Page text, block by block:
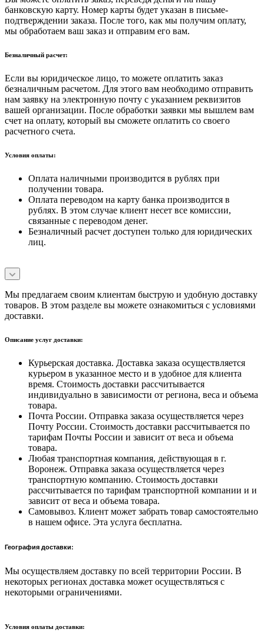
банковскую карту. Номер карты будет указан в письме-
подтверждении заказа. После того, как мы получим оплату,
мы обработаем ваш заказ и отправим его вам.
Безналичный расчет:
Если вы юридическое лицо, то можете оплатить заказ
безналичным расчетом. Для этого вам необходимо отправить
нам заявку на электронную почту с указанием реквизитов
вашей организации. После обработки заявки мы вышлем вам
счет на оплату, который вы сможете оплатить со своего
расчетного счета.
Условия оплаты:
Оплата наличными производится в рублях при
получении товара.
Оплата переводом на карту банка производится в
рублях. В этом случае клиент несет все комиссии,
связанные с переводом денег.
Безналичный расчет доступен только для юридических
лиц.
Мы предлагаем своим клиентам быструю и удобную доставку
товаров. В этом разделе вы можете ознакомиться с условиями
доставки.
Описание услуг доставки:
Курьерская доставка. Доставка заказа осуществляется
курьером в указанное место и в удобное для клиента
время. Стоимость доставки рассчитывается
индивидуально в зависимости от региона, веса и объема
товара.
Почта России. Отправка заказа осуществляется через
Почту России. Стоимость доставки рассчитывается по
тарифам Почты России и зависит от веса и объема
товара.
Любая транспортная компания, действующая в г.
Воронеж. Отправка заказа осуществляется через
транспортную компанию. Стоимость доставки
рассчитывается по тарифам транспортной компании и и
зависит от веса и объема товара.
Самовывоз. Клиент может забрать товар самостоятельно
в нашем офисе. Эта услуга бесплатна.
География доставки:
Мы осуществляем доставку по всей территории России. В
некоторых регионах доставка может осуществляться с
некоторыми ограничениями.
Условия оплаты доставки: